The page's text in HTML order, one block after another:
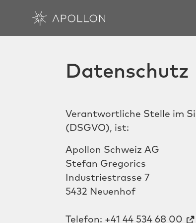
Bauherrenberatung
Engineering
Roll-out FTTH Netz
Betrieb FTTH Netz
Datenschutz
Verantwortliche Stelle im
(DSGVO), ist:
Apollon Schweiz AG
Stefan Gregorics
Industriestrasse 7
5432 Neuenhof
Telefon: +41 44 534 68 00